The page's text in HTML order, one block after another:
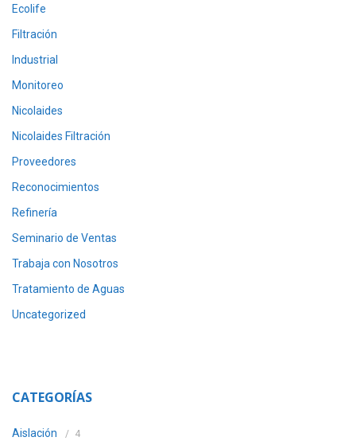
Ecolife
Filtración
Industrial
Monitoreo
Nicolaides
Nicolaides Filtración
Proveedores
Reconocimientos
Refinería
Seminario de Ventas
Trabaja con Nosotros
Tratamiento de Aguas
Uncategorized
CATEGORÍAS
Aislación 4